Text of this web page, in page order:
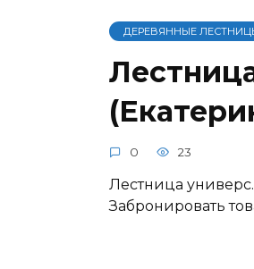
ДЕРЕВЯННЫЕ
0 23
Лестница универс.
Забронировать